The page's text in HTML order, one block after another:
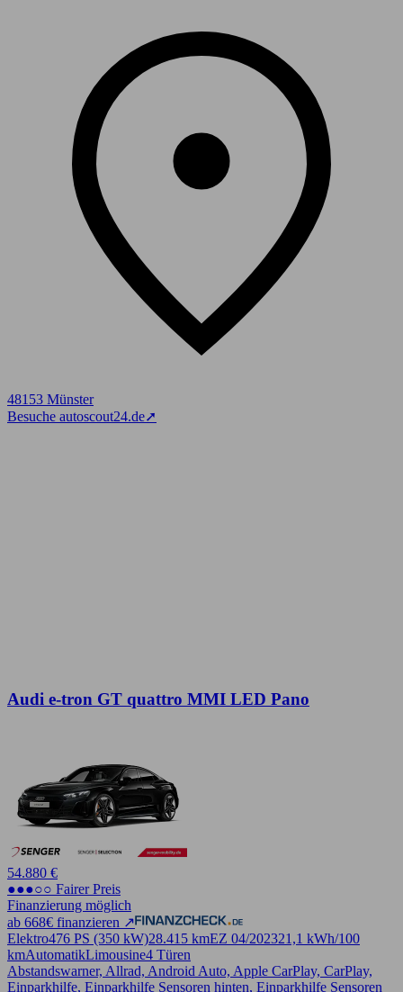
48153 Münster
Besuche autoscout24.de➚
Audi e-tron GT quattro MMI LED Pano
54.880 €
●●●○○ Fairer Preis
Finanzierung möglich
ab 668€ finanzieren ↗
Elektro476 PS (350 kW)28.415 kmEZ 04/202321,1 kWh/100
kmAutomatikLimousine4 Türen
Abstandswarner, Allrad, Android Auto, Apple CarPlay, CarPlay,
Einparkhilfe, Einparkhilfe Sensoren hinten, Einparkhilfe Sensoren